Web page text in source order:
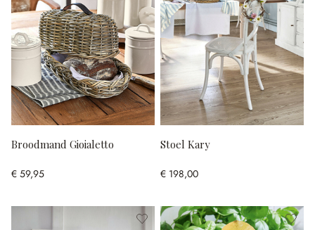
Broodmand Gioialetto
€ 59,95
Stoel Kary
€ 198,00